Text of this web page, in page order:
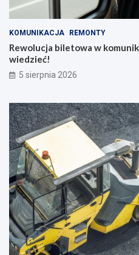
KOMUNIKACJA REMONTY
Rewolucja biletowa w
wiedzieć!
5 sierpnia 2026